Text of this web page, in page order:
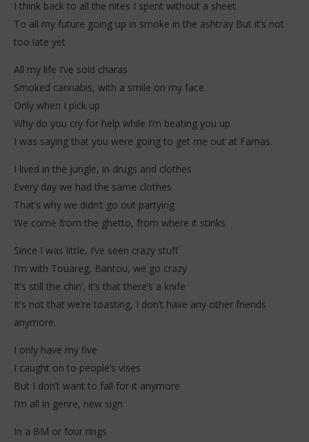
I think back to all the nites I spent without a sheet.
To all my future going up in smoke in the ashtray But it’s not
too late yet
All my life I’ve sold charas
Smoked cannabis, with a smile on my face
Only when I pick up
Why do you cry for help while I’m beating you up
I was saying that you were going to get me out at Famas.
I lived in the jungle, in drugs and clothes
Every day we had the same clothes
That’s why we didn’t go out partying
We come from the ghetto, from where it stinks
Since I was little, I’ve seen crazy stuff
I’m with Touareg, Bantou, we go crazy
It’s still the chin’, it’s that there’s a knife
It’s not that we’re toasting, I don’t have any other friends
anymore.
I only have my five
I caught on to people’s vises
But I don’t want to fall for it anymore
I’m all in genre, new sign
In a BM or four rings